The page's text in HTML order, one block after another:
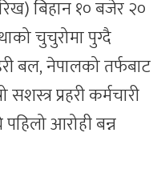
बिहान १० बजेर २०
चुचुरोमा पुग्दै
बल, नेपालको तर्फबाट
प्रहरी कर्मचारी
आरोही बन्न